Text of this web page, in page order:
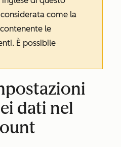
come la
le
È possibile
dati nel